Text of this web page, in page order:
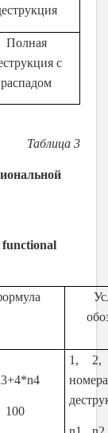
Полная
с
распадом
Таблица 3
functional
1,